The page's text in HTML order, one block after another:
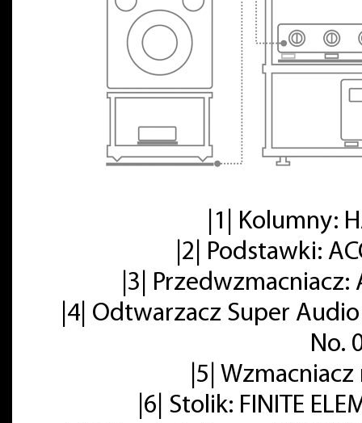
|1| Kolumny:
|2| Podstawki:
|3| Przedwzmacniacz:
|4| Odtwarzacz Super
No.
|5|
|6| Stolik: FINITE